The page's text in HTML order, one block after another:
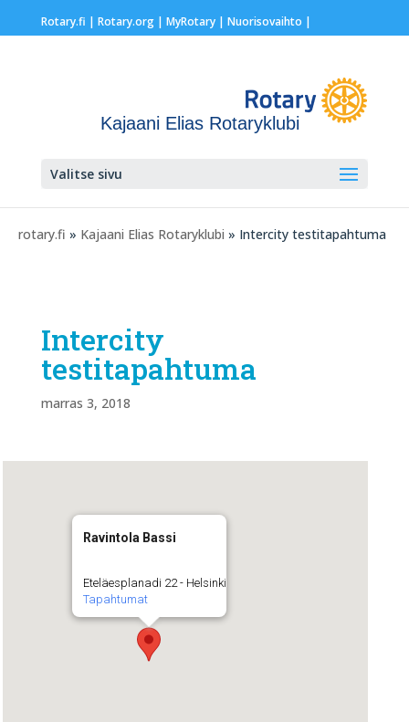
Rotary.fi | Rotary.org| MyRotary | Nuorisovaihto |
Kajaani Elias Rotaryklubi
Valitse sivu
rotary.fi » Kajaani Elias Rotaryklubi » Intercity testitapahtuma
Intercity
testitapahtuma
marras 3, 2018
Ravintola Bassi
Eteläesplanadi 22 - Helsinki
Tapahtumat